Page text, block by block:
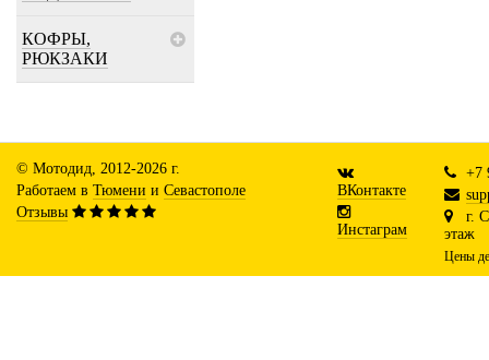
КОФРЫ,
РЮКЗАКИ
© Мотодид, 2012-2026 г.
Работаем в Тюмени и Севастополе
Отзывы
ВКонтакте
Инстаграм
+7
г.
этаж
Цены